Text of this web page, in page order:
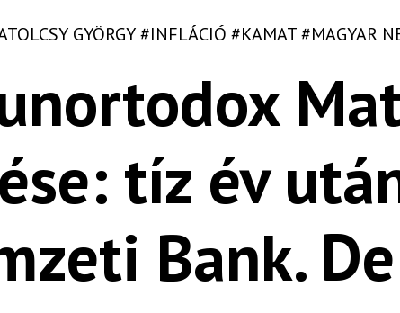
GYÖRGY#INFLÁCIÓ #KAMAT#MAGYAR
tíz év
Bank.